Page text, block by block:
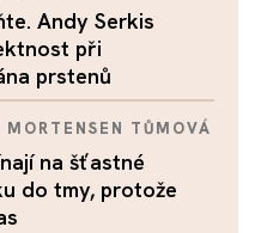
Andy Serkis
při
prstenů
MORTENSEN TŮMOVÁ
na šťastné
do tmy, protože